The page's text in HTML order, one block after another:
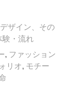
ザイン、その
験・流れ
, ファッション
リオ, モチー